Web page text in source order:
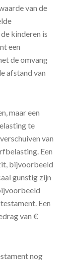
van de
kinderen is
een
de omvang
afstand van
maar een
te
van
Een
bijvoorbeeld
gunstig zijn
Een
van €
nog